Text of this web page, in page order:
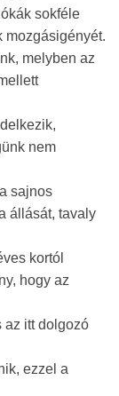
sokféle
mozgásigényét.
melyben az
nem
sajnos
állását, tavaly
kortól
hogy az
az itt dolgozó
ezzel a